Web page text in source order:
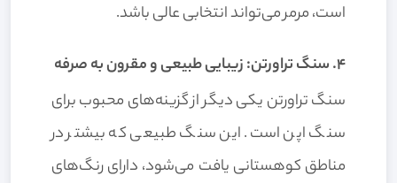
است، مرمر می‌تواند انتخابی عالی باشد.
4. سنگ تراورتن: زیبایی طبیعی و مقرون به صرفه
سنگ تراورتن یکی دیگر از گزینه‌های محبوب برای
سنگ اپن است. این سنگ طبیعی که بیشتر در
مناطق کوهستانی یافت می‌شود، دارای رنگ‌های